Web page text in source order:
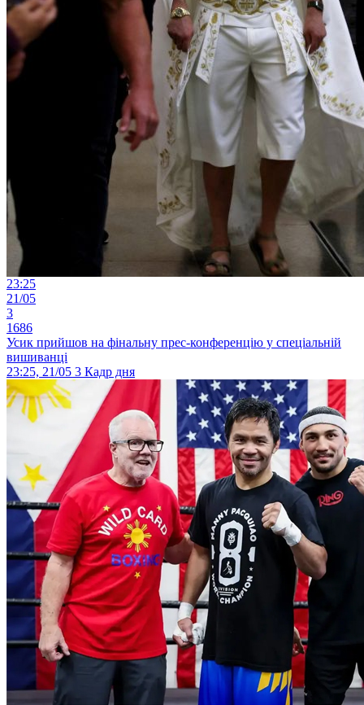
23:25
21/05
3
1686
Усик прийшов на фінальну прес-конференцію у спеціальній
вишиванці
23:25, 21/05 3 Кадр дня